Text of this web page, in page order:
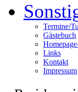
Termine/
Gästebuch
Links
Kontakt
Impressum